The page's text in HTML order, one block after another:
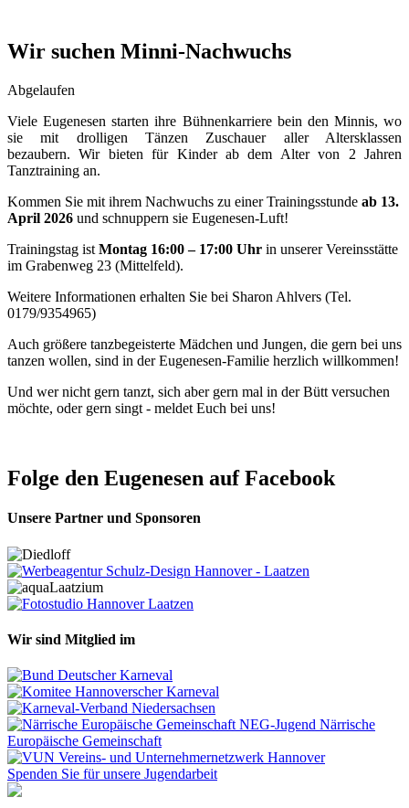
Wir suchen Minni-Nachwuchs
Abgelaufen
Viele Eugenesen starten ihre Bühnenkarriere bein den Minnis, wo
sie mit drolligen Tänzen Zuschauer aller Altersklassen
bezaubern. Wir bieten für Kinder ab dem Alter von 2 Jahren
Tanztraining an.
Kommen Sie mit ihrem Nachwuchs zu einer Trainingsstunde ab 13.
April 2026 und schnuppern sie Eugenesen-Luft!
Trainingstag ist Montag 16:00 – 17:00 Uhr in unserer Vereinsstätte
im Grabenweg 23 (Mittelfeld).
Weitere Informationen erhalten Sie bei Sharon Ahlvers (Tel.
0179/9354965)
Auch größere tanzbegeisterte Mädchen und Jungen, die gern bei uns
tanzen wollen, sind in der Eugenesen-Familie herzlich willkommen!
Und wer nicht gern tanzt, sich aber gern mal in der Bütt versuchen
möchte, oder gern singt - meldet Euch bei uns!
Folge den Eugenesen auf Facebook
Unsere Partner und Sponsoren
Wir sind Mitglied im
Spenden Sie für unsere Jugendarbeit